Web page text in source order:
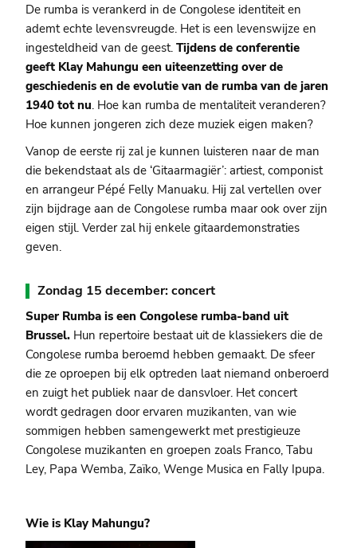
De rumba is verankerd in de Congolese identiteit en
ademt echte levensvreugde. Het is een levenswijze en
ingesteldheid van de geest.Tijdens de conferentie
geeft Klay Mahungu een uiteenzetting over de
geschiedenis en de evolutie van de rumba van de jaren
1940 tot nu. Hoe kan rumba de mentaliteit veranderen?
Hoe kunnen jongeren zich deze muziek eigen maken?
Vanop de eerste rij zal je kunnen luisteren naar de man
die bekendstaat als de ‘Gitaarmagiër’: artiest, componist
en arrangeur Pépé Felly Manuaku. Hij zal vertellen over
zijn bijdrage aan de Congolese rumba maar ook over zijn
eigen stijl. Verder zal hij enkele gitaardemonstraties
geven.
Zondag 15 december: concert
Super Rumba is een Congolese rumba-band uit
Brussel. Hun repertoire bestaat uit de klassiekers die de
Congolese rumba beroemd hebben gemaakt. De sfeer
die ze oproepen bij elk optreden laat niemand onberoerd
en zuigt het publiek naar de dansvloer. Het concert
wordt gedragen door ervaren muzikanten, van wie
sommigen hebben samengewerkt met prestigieuze
Congolese muzikanten en groepen zoals Franco, Tabu
Ley, Papa Wemba, Zaïko, Wenge Musica en Fally Ipupa.
Wie is Klay Mahungu?